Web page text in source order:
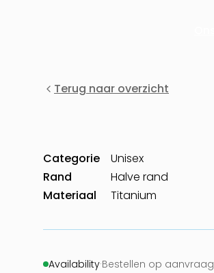
Terug naar overzicht
Categorie
Unisex
Rand
Halve rand
Materiaal
Titanium
Availability·Bestellen op aanvraag